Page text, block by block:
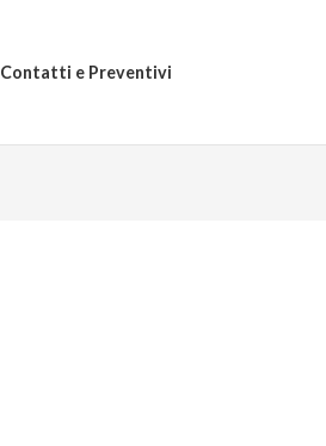
Contatti e Preventivi